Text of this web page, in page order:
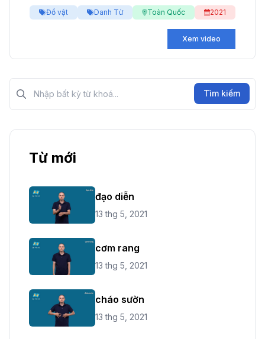
Đồ vật Danh Từ Toàn Quốc 2021
Xem video
Tìm kiếm?>
Tìm kiếm
Từ mới
đạo diễn
13 thg 5, 2021
cơm rang
13 thg 5, 2021
cháo sườn
13 thg 5, 2021